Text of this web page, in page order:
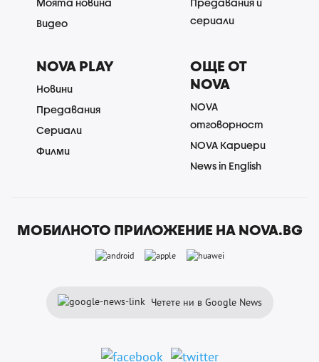
Видео
сериали
NOVA PLAY
Новини
Предавания
Сериали
Филми
ОЩЕ ОТ
NOVA
NOVA
отговорност
NOVA Кариери
News in English
МОБИЛНОТО ПРИЛОЖЕНИЕ НА NOVA.BG
Четете ни в Google News